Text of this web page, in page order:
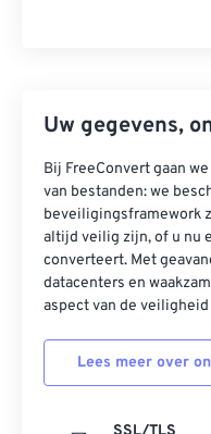
Uw gegevens,
Bij FreeConvert gaan
van bestanden: we
beveiligingsframework
altijd veilig zijn, of u nu
converteert. Met
datacenters en
aspect van de
Lees meer over